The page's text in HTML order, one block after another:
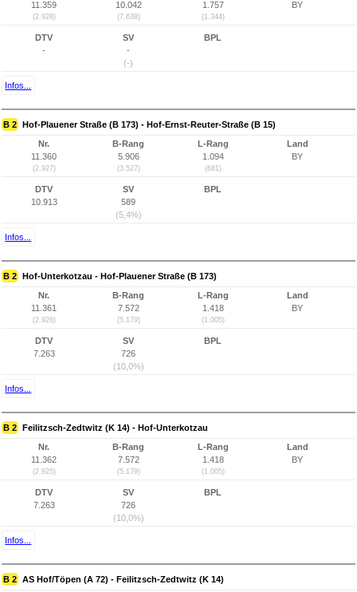
11.359
(2.928)
10.042
(7.638)
1.757
(1.344)
BY
DTV
-
SV
-
(-)
BPL
Infos...
B 2 Hof-Plauener Straße (B 173) - Hof-Ernst-Reuter-Straße (B 15)
Nr.
11.360
(2.927)
B-Rang
5.906
(3.527)
L-Rang
1.094
(681)
Land
BY
DTV
10.913
SV
589
(5,4%)
BPL
Infos...
B 2 Hof-Unterkotzau - Hof-Plauener Straße (B 173)
Nr.
11.361
(2.926)
B-Rang
7.572
(5.179)
L-Rang
1.418
(1.005)
Land
BY
DTV
7.263
SV
726
(10,0%)
BPL
Infos...
B 2 Feilitzsch-Zedtwitz (K 14) - Hof-Unterkotzau
Nr.
11.362
(2.925)
B-Rang
7.572
(5.179)
L-Rang
1.418
(1.005)
Land
BY
DTV
7.263
SV
726
(10,0%)
BPL
Infos...
B 2 AS Hof/Töpen (A 72) - Feilitzsch-Zedtwitz (K 14)